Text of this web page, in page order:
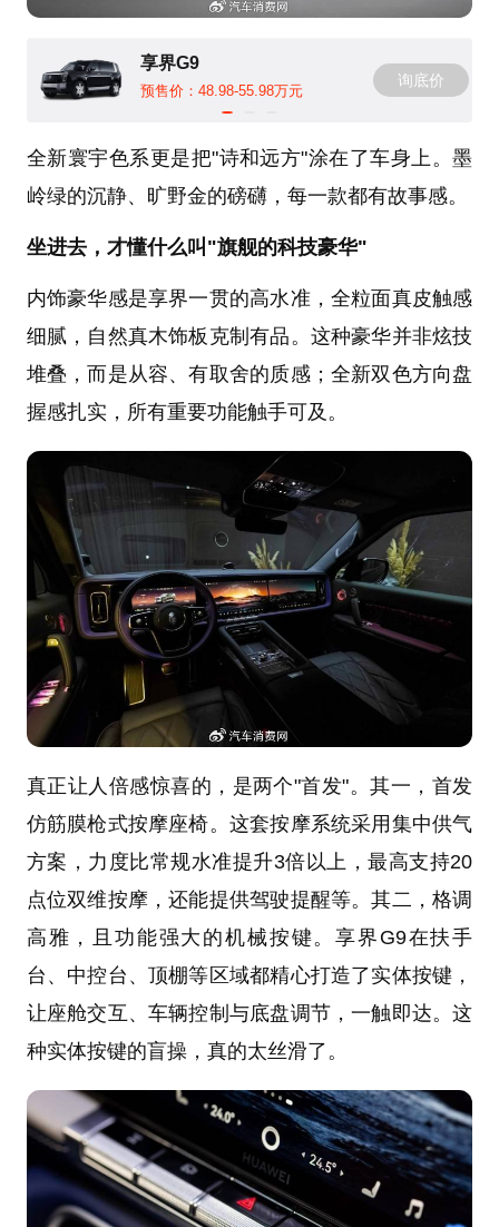
享界G9
预售价：48.98-55.98万元
询底价
全新寰宇色系更是把"诗和远方"涂在了车身上。墨
岭绿的沉静、旷野金的磅礴，每一款都有故事感。
坐进去，才懂什么叫"旗舰的科技豪华"
内饰豪华感是享界一贯的高水准，全粒面真皮触感
细腻，自然真木饰板克制有品。这种豪华并非炫技
堆叠，而是从容、有取舍的质感；全新双色方向盘
握感扎实，所有重要功能触手可及。
真正让人倍感惊喜的，是两个"首发"。其一，首发
仿筋膜枪式按摩座椅。这套按摩系统采用集中供气
方案，力度比常规水准提升3倍以上，最高支持20
点位双维按摩，还能提供驾驶提醒等。其二，格调
高雅，且功能强大的机械按键。享界G9在扶手
台、中控台、顶棚等区域都精心打造了实体按键，
让座舱交互、车辆控制与底盘调节，一触即达。这
种实体按键的盲操，真的太丝滑了。